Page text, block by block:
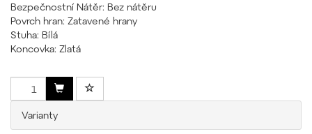
Bezpečnostní Nátěr: Bez nátěru
Povrch hran: Zatavené hrany
Stuha: Bílá
Koncovka: Zlatá
Varianty